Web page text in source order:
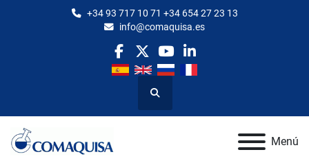
+34 93 717 10 71 +34 654 27 23 13
info@comaquisa.es
facebook
twitteryoutubelinkedin
Buscar
Menú